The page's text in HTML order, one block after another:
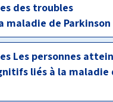
des troubles
maladie de Parkinson
Les personnes
liés à la maladie